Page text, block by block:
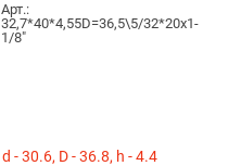
Арт.:
32,7*40*4,55D=36,5\5/32*20x1-
1/8"
d - 30.6, D - 36.8, h - 4.4